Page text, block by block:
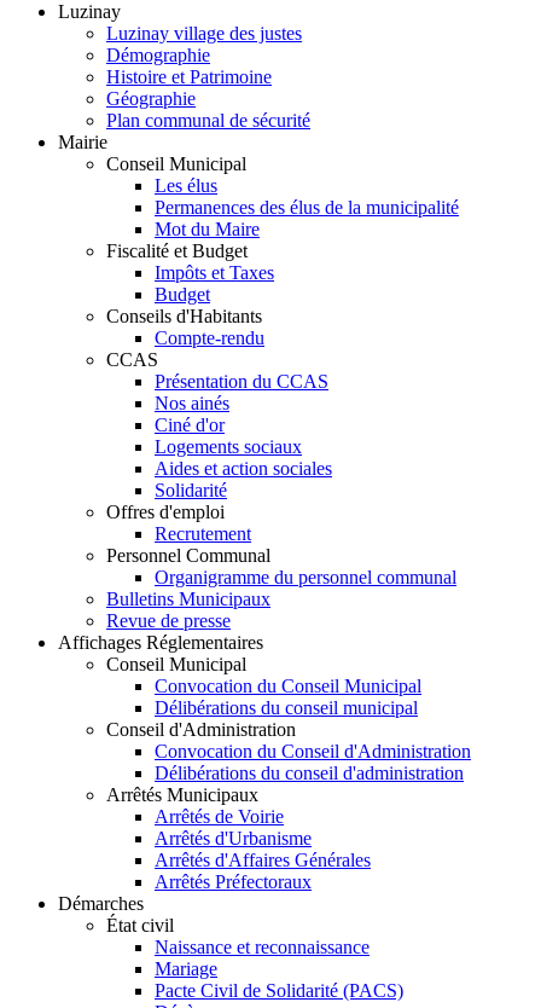
Luzinay
Luzinay village des justes
Démographie
Histoire et Patrimoine
Géographie
Plan communal de sécurité
Mairie
Conseil Municipal
Les élus
Permanences des élus de la municipalité
Mot du Maire
Fiscalité et Budget
Impôts et Taxes
Budget
Conseils d'Habitants
Compte-rendu
CCAS
Présentation du CCAS
Nos ainés
Ciné d'or
Logements sociaux
Aides et action sociales
Solidarité
Offres d'emploi
Recrutement
Personnel Communal
Organigramme du personnel communal
Bulletins Municipaux
Revue de presse
Affichages Réglementaires
Conseil Municipal
Convocation du Conseil Municipal
Délibérations du conseil municipal
Conseil d'Administration
Convocation du Conseil d'Administration
Délibérations du conseil d'administration
Arrêtés Municipaux
Arrêtés de Voirie
Arrêtés d'Urbanisme
Arrêtés d'Affaires Générales
Arrêtés Préfectoraux
Démarches
État civil
Naissance et reconnaissance
Mariage
Pacte Civil de Solidarité (PACS)